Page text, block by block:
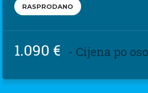
RASPRODANO
1.090 € - Cijena po